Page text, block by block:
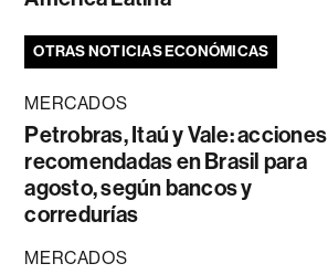
OTRAS NOTICIAS ECONÓMICAS
MERCADOS
Petrobras, Itaú y Vale: acciones
recomendadas en Brasil para
agosto, según bancos y
corredurías
MERCADOS